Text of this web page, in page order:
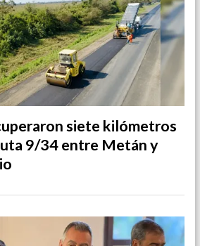
siete kilómetros
9/34 entre Metán y